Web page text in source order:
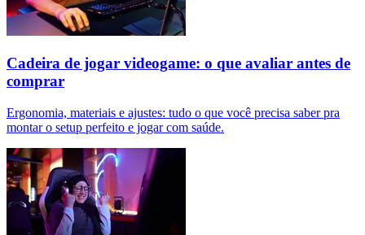
Cadeira de jogar videogame: o que avaliar antes de
comprar
Ergonomia, materiais e ajustes: tudo o que você precisa saber pra
montar o setup perfeito e jogar com saúde.